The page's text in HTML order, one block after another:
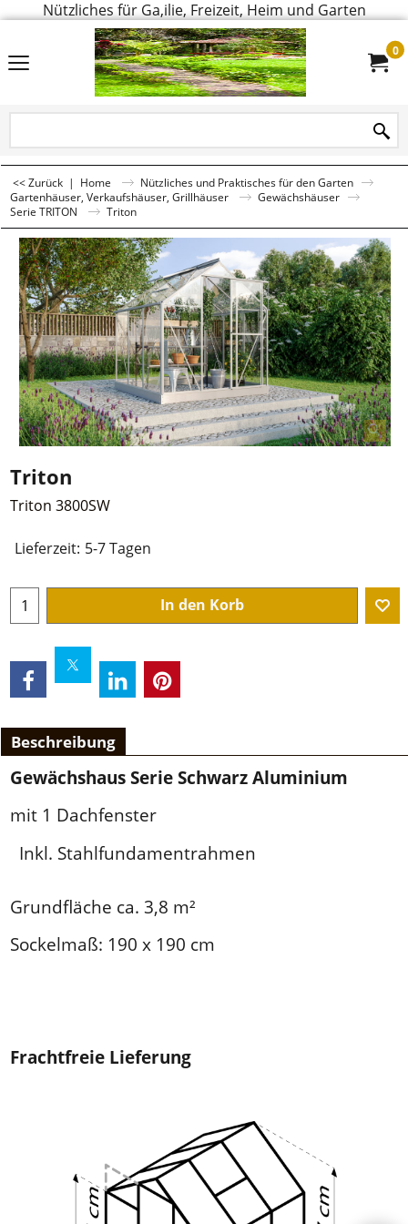
Nützliches für Ga,ilie, Freizeit, Heim und Garten
0
<< Zurück | Home
Nützliches und Praktisches für den Garten
Gartenhäuser, Verkaufshäuser, Grillhäuser
Gewächshäuser
Serie TRITON
Triton
Triton
Triton 3800SW
€699.50 zzgl. Mwst und Versandkosten
Beschreibung
Gewächshaus Serie Schwarz Aluminium
mit 1 Dachfenster
Grundfläche ca. 3,8 m²